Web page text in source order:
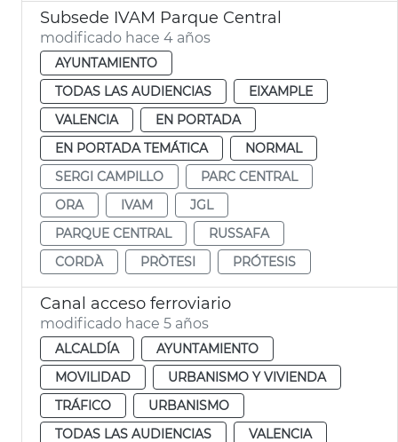
Subsede IVAM Parque Central
modificado hace 4 años
AYUNTAMIENTO
TODAS LAS AUDIENCIAS
EIXAMPLE
VALENCIA
EN PORTADA
EN PORTADA TEMÁTICA
NORMAL
SERGI CAMPILLO
PARC CENTRAL
ORA
IVAM
JGL
PARQUE CENTRAL
RUSSAFA
CORDÀ
PRÒTESI PRÓTESIS
Canal acceso ferroviario
modificado hace 5 años
ALCALDÍA
AYUNTAMIENTO
MOVILIDAD
URBANISMO Y VIVIENDA
TRÁFICO
URBANISMO
TODAS LAS AUDIENCIAS
VALENCIA